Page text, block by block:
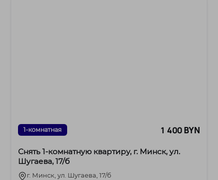
1-комнатная 1 400 BYN
Снять 1-комнатную квартиру, г. Минск, ул.
Шугаева, 17/б
г. Минск, ул. Шугаева, 17/б